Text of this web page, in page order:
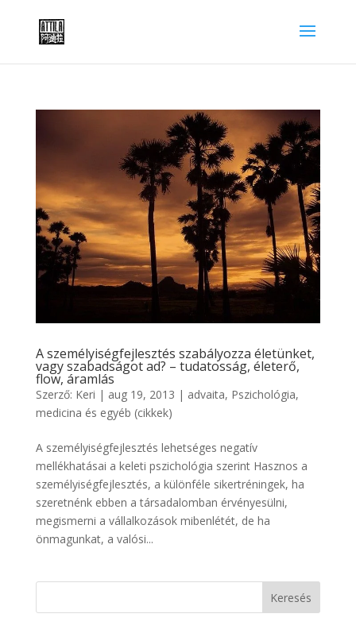
A személyiségfejlesztés szabályozza életünket,
vagy szabadságot ad? – tudatosság, életerő,
flow, áramlás
Szerző: Keri | aug 19, 2013 | advaita, Pszichológia,
medicina és egyéb (cikkek)
A személyiségfejlesztés lehetséges negatív
mellékhatásai a keleti pszichológia szerint Hasznos a
személyiségfejlesztés, a különféle sikertréningek, ha
szeretnénk ebben a társadalomban érvényesülni,
megismerni a vállalkozások mibenlétét, de ha
önmagunkat, a valósi...